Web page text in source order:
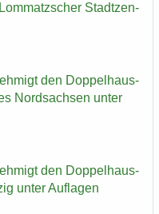
Stadt­zen­
den Dop­pel­haus­
Nord­sach­sen unter
den Dop­pel­haus­
unter Auf­la­gen